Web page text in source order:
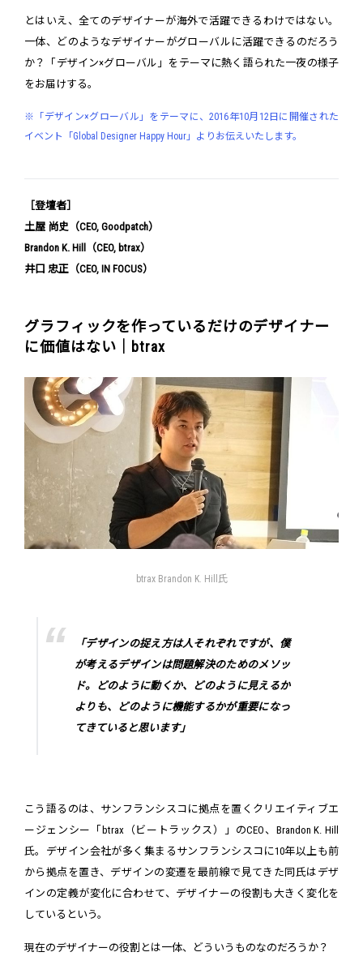
とはいえ、全てのデザイナーが海外で活躍できるわけではない。
一体、どのようなデザイナーがグローバルに活躍できるのだろう
か？「デザイン×グローバル」をテーマに熱く語られた一夜の様子
をお届けする。
※「デザイン×グローバル」をテーマに、2016年10月12日に開催された
イベント「Global Designer Happy Hour」よりお伝えいたします。
［登壇者］
土屋 尚史（CEO, Goodpatch）
Brandon K. Hill（CEO, btrax）
井口 忠正（CEO, IN FOCUS）
グラフィックを作っているだけのデザイナー
に価値はない｜btrax
btrax Brandon K. Hill氏
「デザインの捉え方は人それぞれですが、僕
が考えるデザインは問題解決のためのメソッ
ド。どのように動くか、どのように見えるか
よりも、どのように機能するかが重要になっ
てきていると思います」
こう語るのは、サンフランシスコに拠点を置くクリエイティブエ
ージェンシー「btrax（ビートラックス）」のCEO、Brandon K. Hill
氏。デザイン会社が多く集まるサンフランシスコに10年以上も前
から拠点を置き、デザインの変遷を最前線で見てきた同氏はデザ
インの定義が変化に合わせて、デザイナーの役割も大きく変化を
しているという。
現在のデザイナーの役割とは一体、どういうものなのだろうか？